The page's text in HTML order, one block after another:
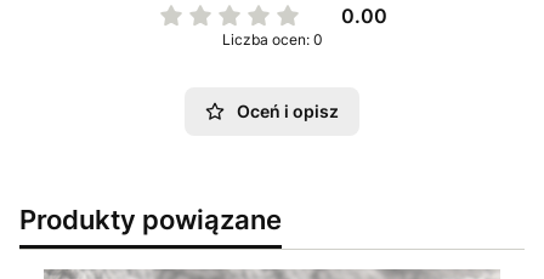
0.00
Liczba ocen: 0
Oceń i opisz
Produkty powiązane